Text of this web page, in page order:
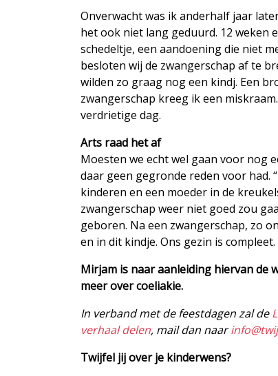
Onverwacht was ik anderhalf jaar
het ook niet lang geduurd. 12 weken
schedeltje, een aandoening die niet
besloten wij de zwangerschap af te
wilden zo graag nog een kindj. Een
zwangerschap kreeg ik een
verdrietige dag.
Arts raad het af
Moesten we echt wel gaan voor nog
daar geen gegronde reden voor had.
kinderen en een moeder in de
zwangerschap weer niet goed zou
geboren. Na een zwangerschap, zo
en in dit kindje. Ons gezin is
Mirjam is naar aanleiding hiervan de
meer over coeliakie.
In verband met de feestdagen zal de
verhaal delen, mail dan naar
Twijfel jij over je kinderwens?